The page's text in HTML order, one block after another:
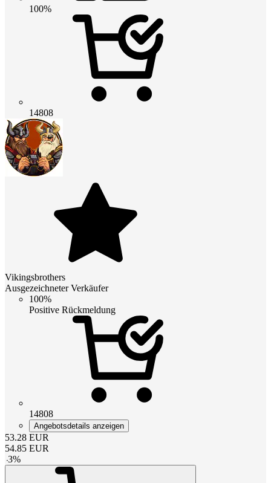
100%
14808
Vikingsbrothers
Ausgezeichneter Verkäufer
100%
Positive Rückmeldung
14808
Angebotsdetails anzeigen
53.28 EUR
54.85 EUR
-3%